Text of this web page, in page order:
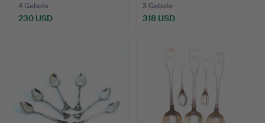
4 Gebote
230 USD
3 Gebote
318 USD